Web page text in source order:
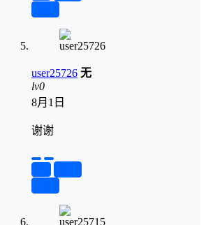
user25726 无
lv0
8月1日
谢谢